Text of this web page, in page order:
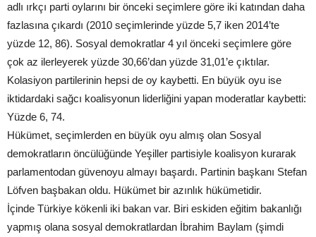
adlı ırkçı parti oylarını bir önceki seçimlere göre iki katından daha
fazlasına çıkardı (2010 seçimlerinde yüzde 5,7 iken 2014’te
yüzde 12, 86). Sosyal demokratlar 4 yıl önceki seçimlere göre
çok az ilerleyerek yüzde 30,66’dan yüzde 31,01’e çıktılar.
Kolasiyon partilerinin hepsi de oy kaybetti. En büyük oyu ise
iktidardaki sağcı koalisyonun liderliğini yapan moderatlar kaybetti:
Yüzde 6, 74.
Hükümet, seçimlerden en büyük oyu almış olan Sosyal
demokratların öncülüğünde Yeşiller partisiyle koalisyon kurarak
parlamentodan güvenoyu almayı başardı. Partinin başkanı Stefan
Löfven başbakan oldu. Hükümet bir azınlık hükümetidir.
İçinde Türkiye kökenli iki bakan var. Biri eskiden eğitim bakanlığı
yapmış olana sosyal demokratlardan İbrahim Baylam (şimdi